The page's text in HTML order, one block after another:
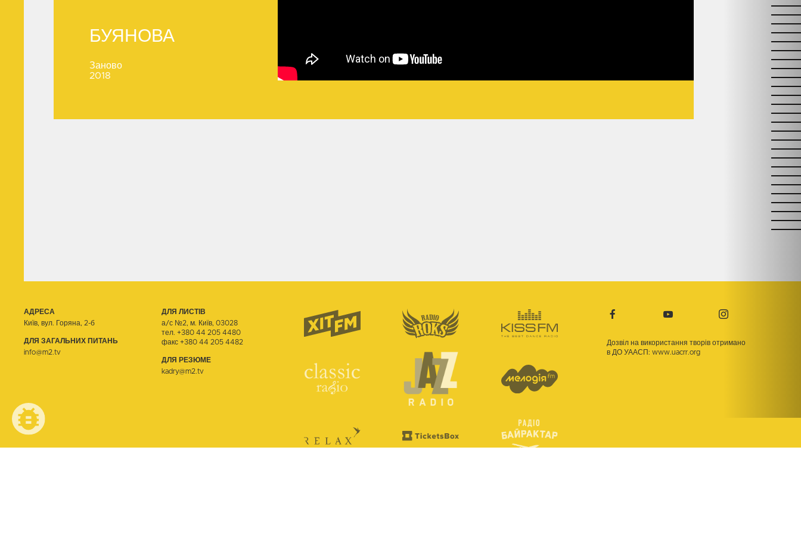
БУЯНОВА
Заново
2018
АДРЕСА
Київ, вул. Горяна, 2-б
ДЛЯ ЗАГАЛЬНИХ ПИТАНЬ
info@m2.tv
ДЛЯ ЛИСТІВ
а/с №2, м. Київ, 03028
тел. +380 44 205 4480
факс +380 44 205 4482
ДЛЯ РЕЗЮМЕ
kadry@m2.tv
Дозвіл на використання творів отримано
в ДО УААСП: www.uacrr.org